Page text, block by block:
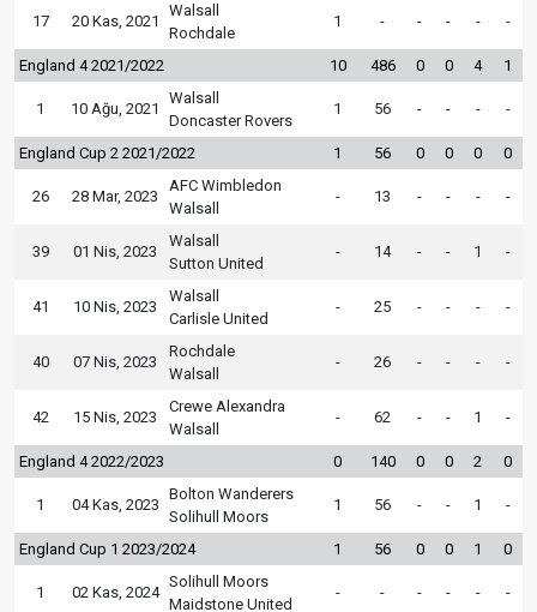
17 20 Kas, 2021
Walsall
Rochdale
1 - - - - -
England 4 2021/2022 10 486 0 0 4 1
1 10 Ağu, 2021
Walsall
Doncaster Rovers
1 56 - - - -
England Cup 2 2021/2022 1 56 0 0 0 0
26 28 Mar, 2023
AFC Wimbledon
Walsall
- 13 - - - -
39 01 Nis, 2023
Walsall
Sutton United
- 14 - - 1 -
41 10 Nis, 2023
Walsall
Carlisle United
- 25 - - - -
40 07 Nis, 2023
Rochdale
Walsall
- 26 - - - -
42 15 Nis, 2023
Crewe Alexandra
Walsall
- 62 - - 1 -
England 4 2022/2023 0 140 0 0 2 0
1 04 Kas, 2023
Bolton Wanderers
Solihull Moors
1 56 - - 1 -
England Cup 1 2023/2024 1 56 0 0 1 0
1 02 Kas, 2024
Solihull Moors
Maidstone United
- - - - - -